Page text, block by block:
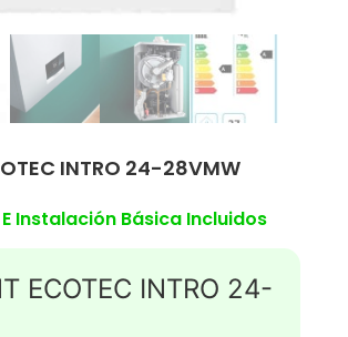
INTRO 24-28VMW
Instalación Básica Incluidos
ECOTEC INTRO 24-